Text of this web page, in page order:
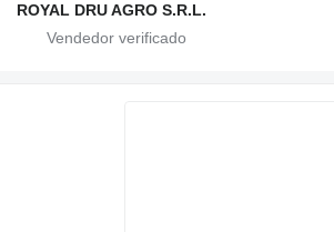
ROYAL DRU AGRO S.R.L.